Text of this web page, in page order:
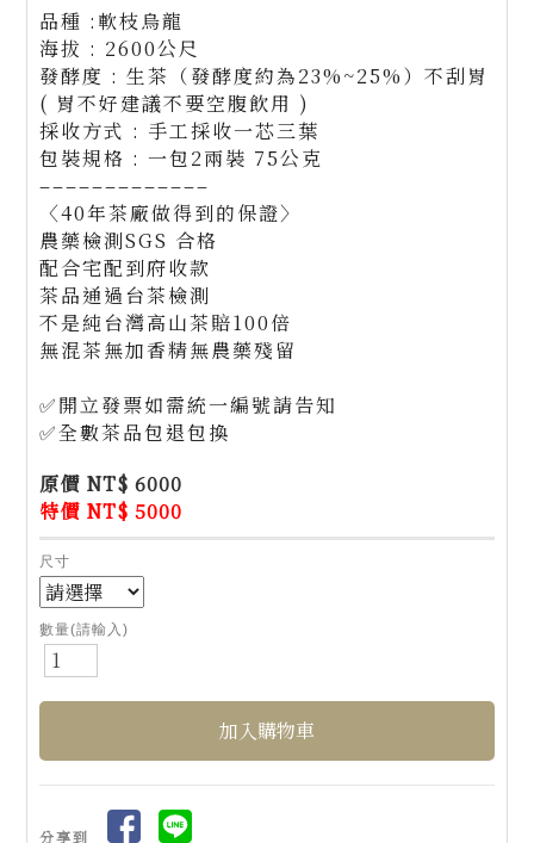
品種 :軟枝烏龍
海拔 : 2600公尺
發酵度 : 生茶（發酵度約為23%~25%）不刮胃
( 胃不好建議不要空腹飲用 )
採收方式 : 手工採收一芯三葉
包裝規格 : 一包2兩裝 75公克
–––––––––––––
〈40年茶廠做得到的保證〉
農藥檢測SGS 合格
配合宅配到府收款
茶品通過台茶檢測
不是純台灣高山茶賠100倍
無混茶無加香精無農藥殘留
✅開立發票如需統一編號請告知
✅全數茶品包退包換
原價 NT$ 6000
特價 NT$ 5000
尺寸
數量(請輸入)
分享到